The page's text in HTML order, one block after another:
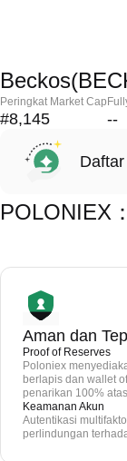
Peringkat Market Cap
#8,145 --
POLONIEX
Aman dan
Proof of Reserves
Poloniex
berlapis dan wallet
penarikan 100%
Keamanan Akun
Autentikasi
perlindungan